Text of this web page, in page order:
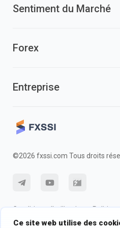
Ce site web utilise des
Sentiment du Marché
Forex
Entreprise
©2026 fxssi.com Tous droits
Conditions d'utilisation
Information sur les risques